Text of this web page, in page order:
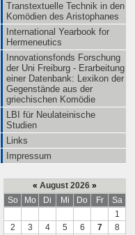
Transtextuelle Technik in den
Komödien des Aristophanes
International Yearbook for
Hermeneutics
Innovationsfonds Forschung
der Uni Freiburg - Erarbeitung
einer Datenbank: Lexikon der
Gegenstände aus der
griechischen Komödie
LBI für Neulateinische
Studien
Links
Impressum
« August 2026 »
So
Mo Di Mi Do Fr
Sa
1
2
3 4 5 6 7
8